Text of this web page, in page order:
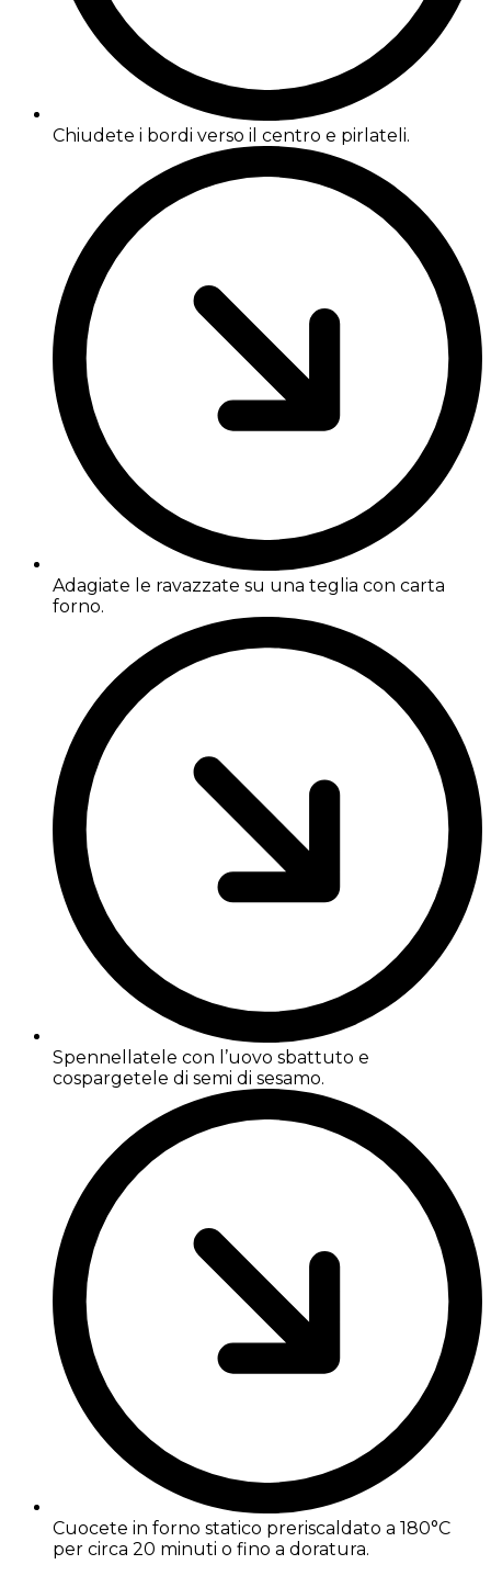
Chiudete i bordi verso il centro e pirlateli.
Adagiate le ravazzate su una teglia con carta
forno.
Spennellatele con l’uovo sbattuto e
cospargetele di semi di sesamo.
Cuocete in forno statico preriscaldato a 180°C
per circa 20 minuti o fino a doratura.